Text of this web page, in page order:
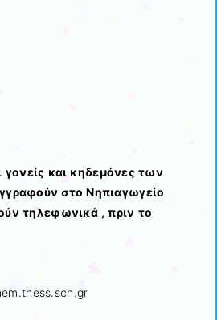
γονείς και κηδεμόνες των
στο Νηπιαγωγείο
τηλεφωνικά , πριν το